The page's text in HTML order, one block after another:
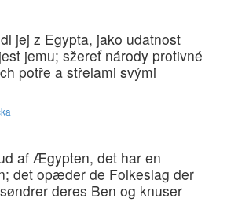
jej z Egypta, jako udatnost
jemu; sžereť národy protivné
potře a střelami svými
af Ægypten, det har en
det opæder de Folkeslag der
deres Ben og knuser